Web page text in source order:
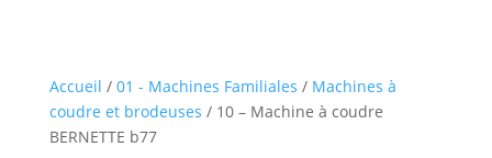
Accueil / 01 - Machines Familiales / Machines à
coudre et brodeuses / 10 – Machine à coudre
BERNETTE b77